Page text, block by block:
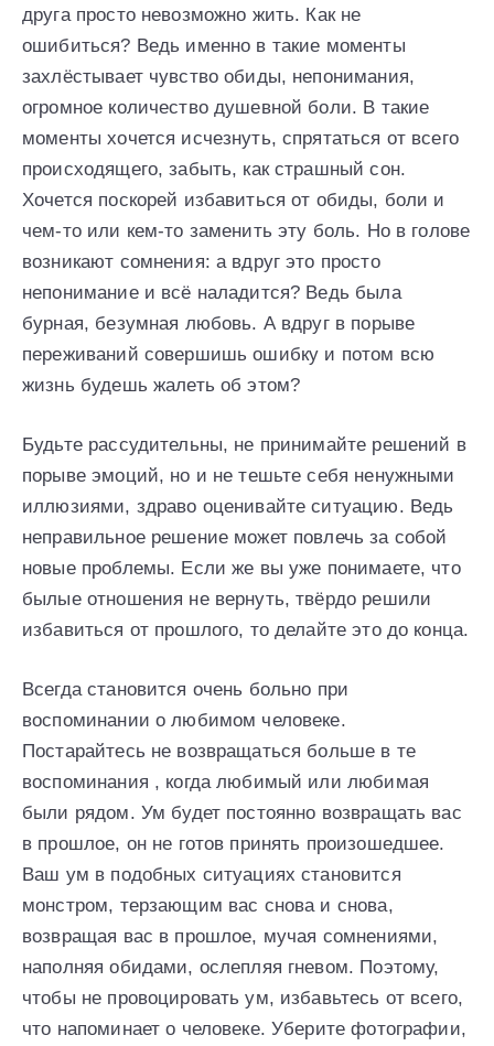
друга просто невозможно жить. Как не
ошибиться? Ведь именно в такие моменты
захлёстывает чувство обиды, непонимания,
огромное количество душевной боли. В такие
моменты хочется исчезнуть, спрятаться от всего
происходящего, забыть, как страшный сон.
Хочется поскорей избавиться от обиды, боли и
чем-то или кем-то заменить эту боль. Но в голове
возникают сомнения: а вдруг это просто
непонимание и всё наладится? Ведь была
бурная, безумная любовь. А вдруг в порыве
переживаний совершишь ошибку и потом всю
жизнь будешь жалеть об этом?
Будьте рассудительны, не принимайте решений в
порыве эмоций, но и не тешьте себя ненужными
иллюзиями, здраво оценивайте ситуацию. Ведь
неправильное решение может повлечь за собой
новые проблемы. Если же вы уже понимаете, что
былые отношения не вернуть, твёрдо решили
избавиться от прошлого, то делайте это до конца.
Всегда становится очень больно при
воспоминании о любимом человеке.
Постарайтесь не возвращаться больше в те
воспоминания , когда любимый или любимая
были рядом. Ум будет постоянно возвращать вас
в прошлое, он не готов принять произошедшее.
Ваш ум в подобных ситуациях становится
монстром, терзающим вас снова и снова,
возвращая вас в прошлое, мучая сомнениями,
наполняя обидами, ослепляя гневом. Поэтому,
чтобы не провоцировать ум, избавьтесь от всего,
что напоминает о человеке. Уберите фотографии,